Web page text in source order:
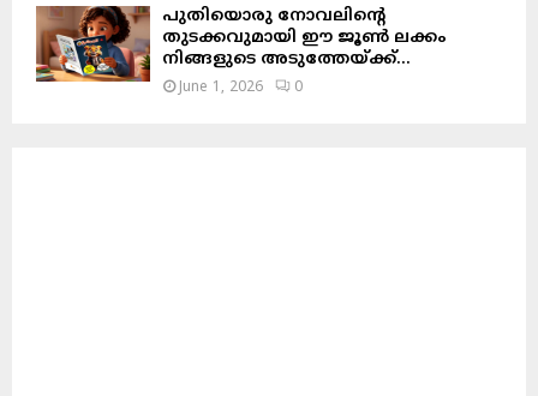
പുതിയൊരു നോവലിന്റെ
തുടക്കവുമായി ഈ ജൂൺ ലക്കം
നിങ്ങളുടെ അടുത്തേയ്ക്ക്…
June 1, 2026 0